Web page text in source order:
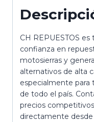
CH REPUESTOS
confianza en
motosierras y
alternativos de alta
especialmente para
de todo el país.
precios
directamente